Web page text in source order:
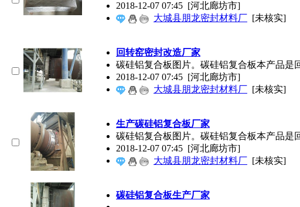
2018-12-07 07:45 [河北廊坊市]
大城县朋龙密封材料厂 [未核实]
回转窑密封改造厂家
碳硅铝复合板图片。碳硅铝复合板本产品是
2018-12-07 07:45 [河北廊坊市]
大城县朋龙密封材料厂 [未核实]
生产碳硅铝复合板厂家
碳硅铝复合板图片。碳硅铝复合板本产品是
2018-12-07 07:45 [河北廊坊市]
大城县朋龙密封材料厂 [未核实]
碳硅铝复合板生产厂家